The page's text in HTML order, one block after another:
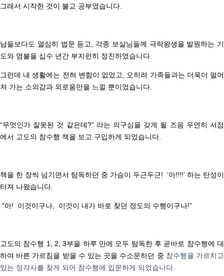
그래서 시작한 것이 불교 공부였습니다.
남들보다도 열심히 법문 듣고, 각종 보살님들께 극락왕생을 발원하는 기
도와 염불을 십수 년간 부지런히 정진하였습니다.
그런데 내 생활에는 전혀 변함이 없었고, 오히려 가족들과는 더욱더 멀어
져 가는 소외감과 외로움만을 느낄 뿐이었습니다.
“무엇인가 잘못된 것 같은데?” 라는 의구심을 갖게 될 즈음 우연히 서점
에서 고도의 참수행 책을 보고 구입하게 되었습니다.
책을 한 장씩 넘기면서 탐독하던 중 가슴이 두근두근! ‘아!!!!’ 하는 탄성이
터져 나왔습니다.
"아! 이것이구나, 이것이 내가 바로 찾던 정도의 수행이구나!”
고도의 참수행 1, 2, 3부을 하루 만에 모두 탐독한 후 곧바로 참수행에 대
하여 바른 가르침을 받을 수 있는 곳을 수소문하던 중 참수행을 가르치고
있는 정각사를 찾게 되어 참수행에 입문하게 되었습니다.